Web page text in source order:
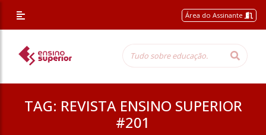
Área do Assinante
TAG: REVISTA ENSINO SUPERIOR
#201